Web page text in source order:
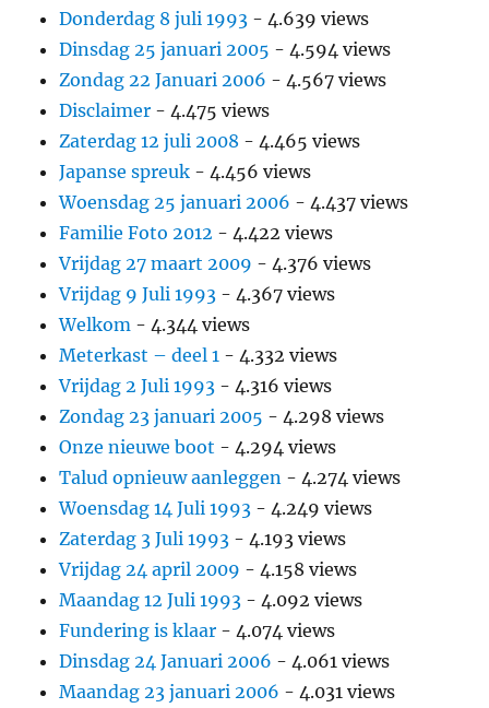
Donderdag 8 juli 1993 - 4.639 views
Dinsdag 25 januari 2005 - 4.594 views
Zondag 22 Januari 2006 - 4.567 views
Disclaimer - 4.475 views
Zaterdag 12 juli 2008 - 4.465 views
Japanse spreuk - 4.456 views
Woensdag 25 januari 2006 - 4.437 views
Familie Foto 2012 - 4.422 views
Vrijdag 27 maart 2009 - 4.376 views
Vrijdag 9 Juli 1993 - 4.367 views
Welkom - 4.344 views
Meterkast – deel 1 - 4.332 views
Vrijdag 2 Juli 1993 - 4.316 views
Zondag 23 januari 2005 - 4.298 views
Onze nieuwe boot - 4.294 views
Talud opnieuw aanleggen - 4.274 views
Woensdag 14 Juli 1993 - 4.249 views
Zaterdag 3 Juli 1993 - 4.193 views
Vrijdag 24 april 2009 - 4.158 views
Maandag 12 Juli 1993 - 4.092 views
Fundering is klaar - 4.074 views
Dinsdag 24 Januari 2006 - 4.061 views
Maandag 23 januari 2006 - 4.031 views